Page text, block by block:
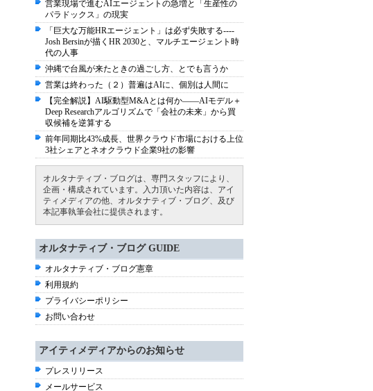
営業現場で進むAIエージェントの急増と「生産性の
パラドックス」の現実
「巨大な万能HRエージェント」は必ず失敗する----
Josh Bersinが描くHR 2030と、マルチエージェント時
代の人事
沖縄で台風が来たときの過ごし方、とでも言うか
営業は終わった（２）普遍はAIに、個別は人間に
【完全解説】AI駆動型M&Aとは何か――AIモデル＋
Deep Researchアルゴリズムで「会社の未来」から買
収候補を逆算する
前年同期比43%成長、世界クラウド市場における上位
3社シェアとネオクラウド企業9社の影響
オルタナティブ・ブログは、専門スタッフにより、
企画・構成されています。入力頂いた内容は、アイ
ティメディアの他、オルタナティブ・ブログ、及び
本記事執筆会社に提供されます。
オルタナティブ・ブログ GUIDE
オルタナティブ・ブログ憲章
利用規約
プライバシーポリシー
お問い合わせ
アイティメディアからのお知らせ
プレスリリース
メールサービス